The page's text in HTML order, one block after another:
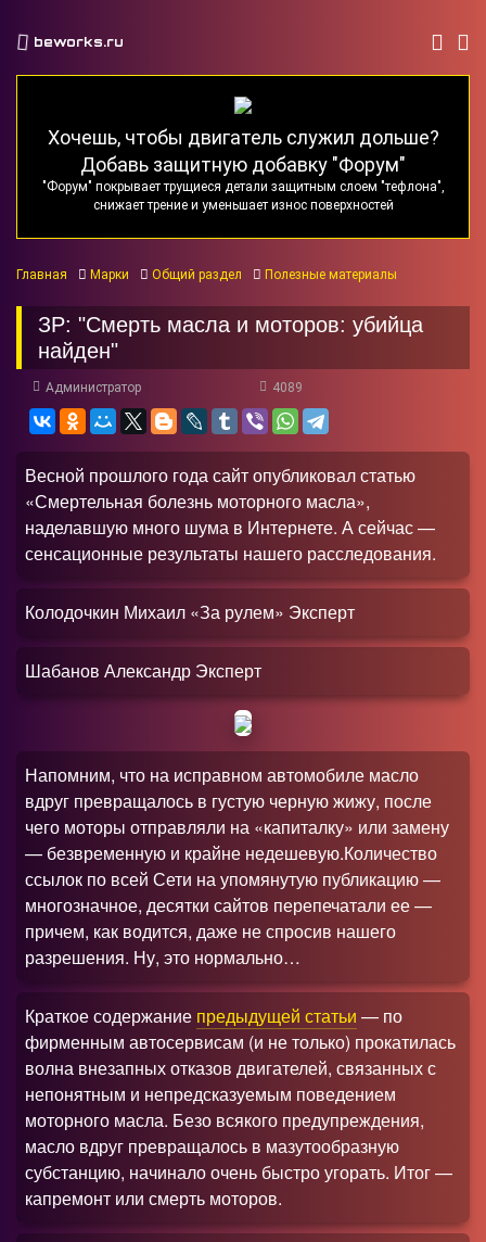
beworks.ru
Хочешь, чтобы двигатель служил дольше?
Добавь защитную добавку "Форум"
"Форум" покрывает трущиеся детали защитным слоем "тефлона",
снижает трение и уменьшает износ поверхностей
Главная Марки Общий раздел Полезные материалы
ЗР: "Смерть масла и моторов: убийца
найден"
Администратор 4089
Весной прошлого года сайт опубликовал статью
«Смертельная болезнь моторного масла»,
наделавшую много шума в Интернете. А сейчас —
сенсационные результаты нашего расследования.
Колодочкин Михаил «За рулем» Эксперт
Шабанов Александр Эксперт
Напомним, что на исправном автомобиле масло
вдруг превращалось в густую черную жижу, после
чего моторы отправляли на «капиталку» или замену
— безвременную и крайне недешевую.Количество
ссылок по всей Сети на упомянутую публикацию —
многозначное, десятки сайтов перепечатали ее —
причем, как водится, даже не спросив нашего
разрешения. Ну, это нормально…
Краткое содержание предыдущей статьи — по
фирменным автосервисам (и не только) прокатилась
волна внезапных отказов двигателей, связанных с
непонятным и непредсказуемым поведением
моторного масла. Безо всякого предупреждения,
масло вдруг превращалось в мазутообразную
субстанцию, начинало очень быстро угорать. Итог —
капремонт или смерть моторов.